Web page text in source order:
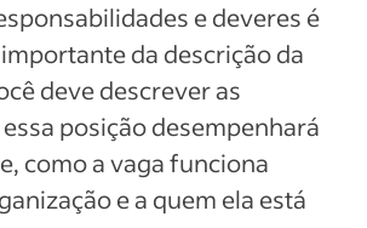
e deveres é
da descrição da
deve descrever as
posição desempenhará
como a vaga funciona
e a quem ela está